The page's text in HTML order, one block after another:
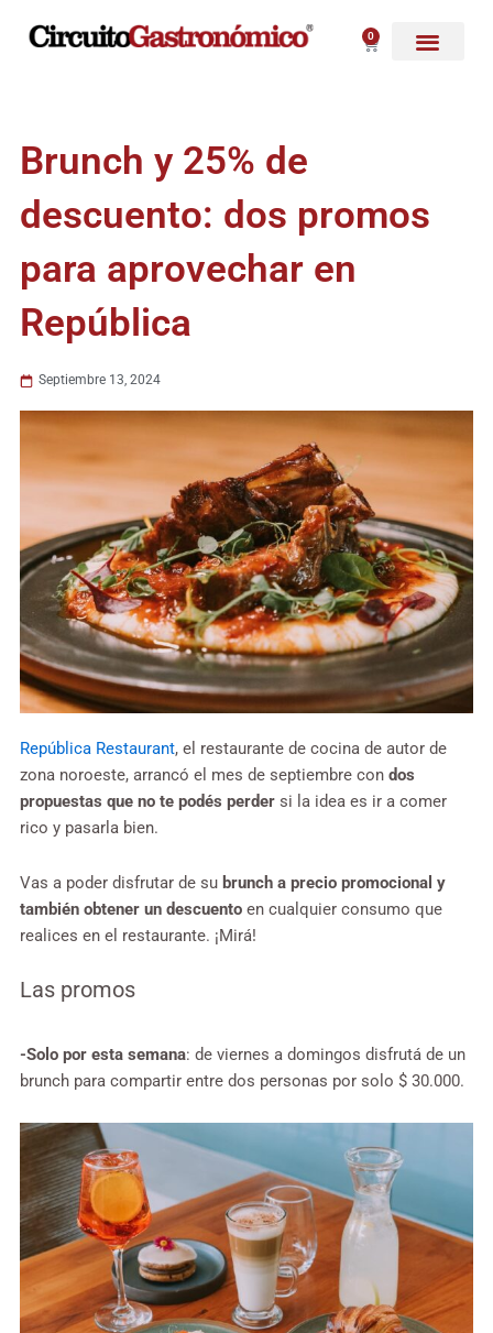
0
Carrito
Brunch y 25% de
descuento: dos promos
para aprovechar en
República
Septiembre 13, 2024
República Restaurant, el restaurante de cocina de autor de
zona noroeste, arrancó el mes de septiembre con dos
propuestas que no te podés perder si la idea es ir a comer
rico y pasarla bien.
Vas a poder disfrutar de su brunch a precio promocional y
también obtener un descuento en cualquier consumo que
realices en el restaurante. ¡Mirá!
Las promos
-Solo por esta semana: de viernes a domingos disfrutá de un
brunch para compartir entre dos personas por solo $ 30.000.